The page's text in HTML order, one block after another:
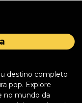
destino completo
pop. Explore
no mundo da